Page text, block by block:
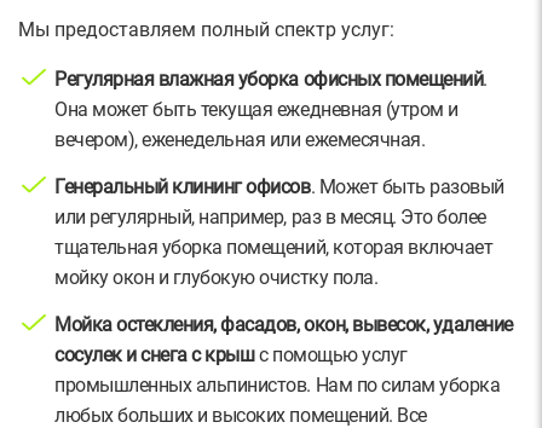
Мы предоставляем полный спектр услуг:
Регулярная влажная уборка офисных помещений.
Она может быть текущая ежедневная (утром и
вечером), еженедельная или ежемесячная.
Генеральный клининг офисов. Может быть разовый
или регулярный, например, раз в месяц. Это более
тщательная уборка помещений, которая включает
мойку окон и глубокую очистку пола.
Мойка остекления, фасадов, окон, вывесок, удаление
сосулек и снега с крышс помощью услуг
промышленных альпинистов. Нам по силам уборка
любых больших и высоких помещений. Все